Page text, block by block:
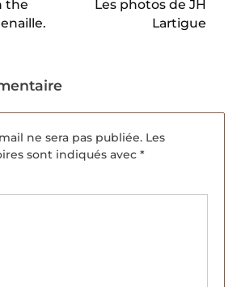
the
Les photos de JH
Lartigue
ne sera pas publiée. Les
sont indiqués avec *